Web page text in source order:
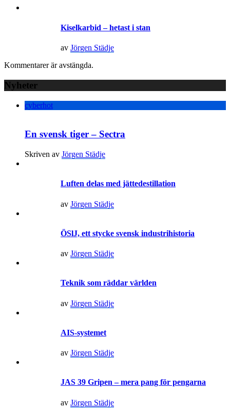
Kiselkarbid – hetast i stan
av Jörgen Städje
Kommentarer är avstängda.
Nyheter
cyberhot
En svensk tiger – Sectra
Skriven av Jörgen Städje
Luften delas med jättedestillation
av Jörgen Städje
ÖSlJ, ett stycke svensk industrihistoria
av Jörgen Städje
Teknik som räddar världen
av Jörgen Städje
AIS-systemet
av Jörgen Städje
JAS 39 Gripen – mera pang för pengarna
av Jörgen Städje